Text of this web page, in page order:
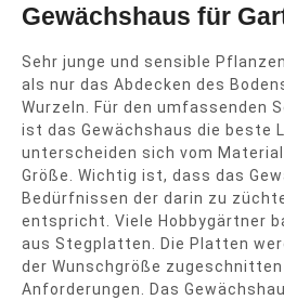
Gewächshaus für
Sehr junge und sensible
als nur das Abdecken des
Wurzeln. Für den umfassenden
ist das Gewächshaus die beste
unterscheiden sich vom
Größe. Wichtig ist, dass das
Bedürfnissen der darin zu
entspricht. Viele Hobbygärtner
aus Stegplatten
. Die Platten
der Wunschgröße
Anforderungen. Das